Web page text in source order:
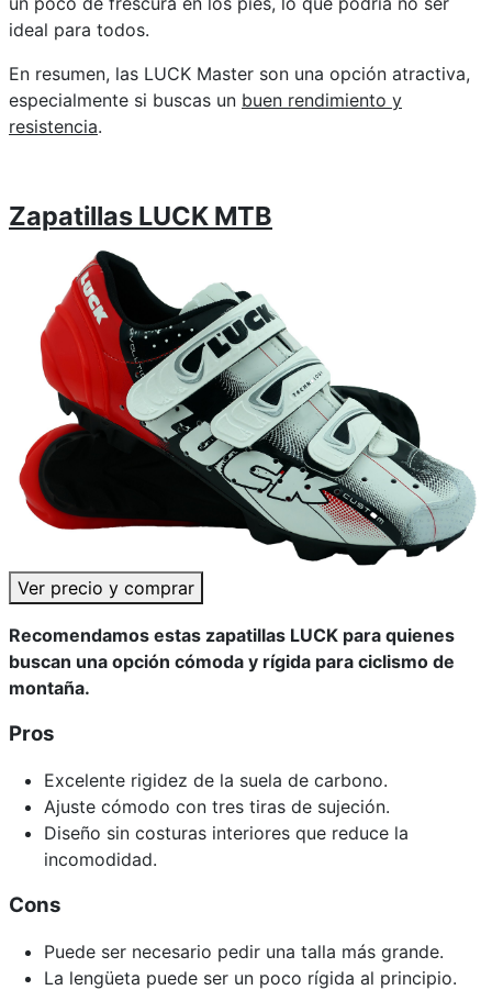
ideal para todos.
En resumen, las LUCK Master son una opción atractiva,
especialmente si buscas un buen rendimiento y
resistencia.
Zapatillas LUCK MTB
Ver precio y comprar
Recomendamos estas zapatillas LUCK para quienes
buscan una opción cómoda y rígida para ciclismo de
montaña.
Pros
Excelente rigidez de la suela de carbono.
Ajuste cómodo con tres tiras de sujeción.
Diseño sin costuras interiores que reduce la
incomodidad.
Cons
Puede ser necesario pedir una talla más grande.
La lengüeta puede ser un poco rígida al principio.